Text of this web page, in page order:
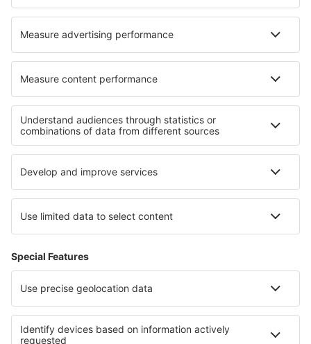
Despre eSky
Cariere
Termeni şi condiţii
Rezervările mele
Politica de Confidențialitate
Politică cookie
Asistenţă şi contact
Țări
Siteuri internaționale